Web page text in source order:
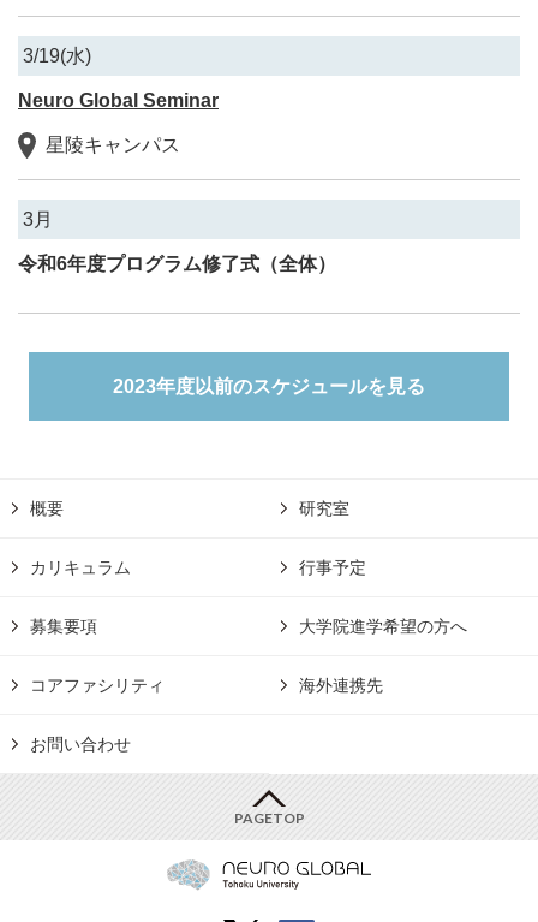
3/19(水)
Neuro Global Seminar
星陵キャンパス
3月
令和6年度プログラム修了式（全体）
2023年度以前のスケジュールを見る
概要 研究室
カリキュラム 行事予定
募集要項 大学院進学希望の方へ
コアファシリティ 海外連携先
お問い合わせ
PAGETOP